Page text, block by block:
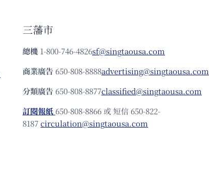
三藩市
總機 1-800-746-4826sf@singtaousa.com
商業廣告 650-808-8888advertising@singtaousa.com
分類廣告 650-808-8877classified@singtaousa.com
訂閱報紙 650-808-8866 或 短信 650-822-
8187circulation@singtaousa.com